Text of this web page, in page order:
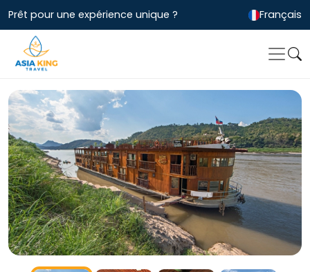
Prêt pour une expérience unique ? Français